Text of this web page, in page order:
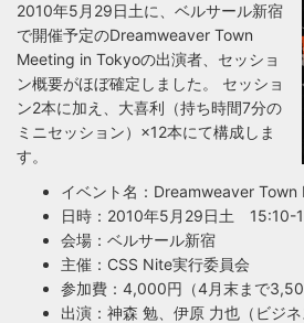
2010年5月29日土に、ベルサール新宿
で開催予定のDreamweaver Town
Meeting in Tokyoの出演者、セッショ
ン概要がほぼ確定しました。 セッショ
ン2本に加え、大喜利（持ち時間7分の
ミニセッション）×12本にて構成しま
す。
イベント名：Dreamweaver
日時：2010年5月29日土 15:10-
会場：ベルサール新宿
主催：CSS Nite実行委員会
参加費：4,000円（4月末まで
出演：神森 勉、伊原 力也（ビジ